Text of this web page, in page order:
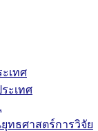
เทศ
ะเทศ
ทธศาสตร์การวิจัย